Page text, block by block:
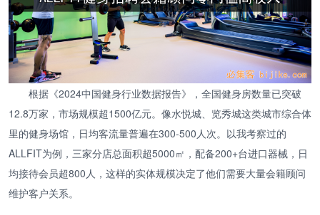
根据《2024中国健身行业数据报告》，全国健身房数量已突破
12.8万家，市场规模超1500亿元。像水悦城、览秀城这类城市综合体
里的健身场馆，日均客流量普遍在300-500人次。以我考察过的
ALLFIT为例，三家分店总面积超5000㎡，配备200+台进口器械，日
均接待会员超800人，这样的实体规模决定了他们需要大量会籍顾问
维护客户关系。